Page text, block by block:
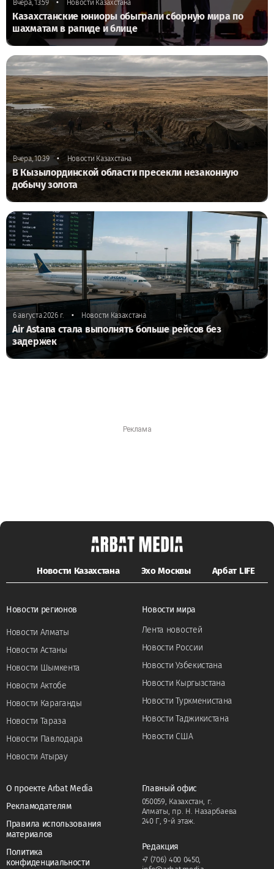
Вчера, 13:59 Новости Казахстана
Казахстанские юниоры обыграли сборную мира по
шахматам в рапиде и блице
Вчера, 10:39 • Новости Казахстана
В Кызылординской области пресекли незаконную
добычу золота
6 августа 2026 г. • Новости Казахстана
Air Astana стала выполнять больше рейсов без
задержек
Новости Казахстана Эхо Москвы Арбат LIFE
Новости регионов
Новости Алматы
Новости Астаны
Новости Шымкента
Новости Актобе
Новости Караганды
Новости Тараза
Новости Павлодара
Новости Атырау
Новости мира
Лента новостей
Новости России
Новости Узбекистана
Новости Кыргызстана
Новости Туркменистана
Новости Таджикистана
Новости США
О проекте Arbat Media
Рекламодателям
Правила использования
материалов
Политика
конфиденциальности
Главный офис
050059, Казахстан, г.
Алматы, пр. Н. Назарбаева
240 Г, 9-й этаж.
Редакция
+7 (706) 400 0450,